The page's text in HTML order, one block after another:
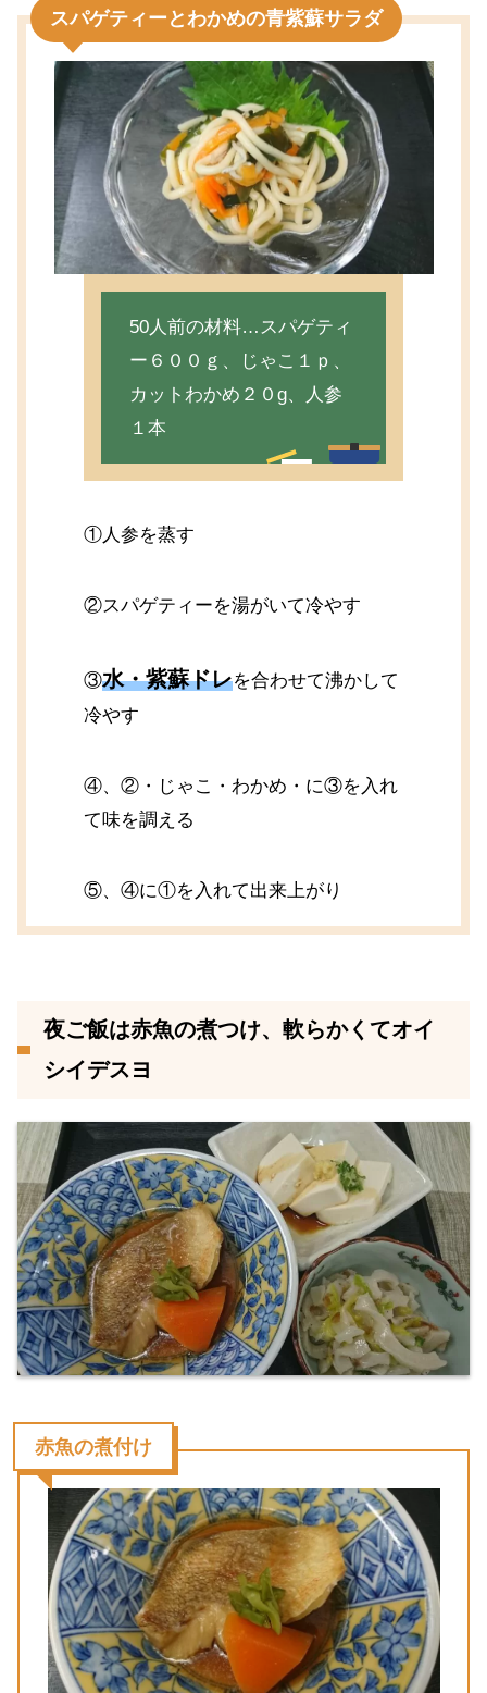
スパゲティーとわかめの青紫蘇サラダ
50人前の材料…スパゲティ
ー６００ｇ、じゃこ１ｐ、
カットわかめ２０g、人参
１本
①人参を蒸す
②スパゲティーを湯がいて冷やす
③水・紫蘇ドレを合わせて沸かして
冷やす
④、②・じゃこ・わかめ・に③を入れ
て味を調える
⑤、④に①を入れて出来上がり
夜ご飯は赤魚の煮つけ、軟らかくてオイ
シイデスヨ
赤魚の煮付け